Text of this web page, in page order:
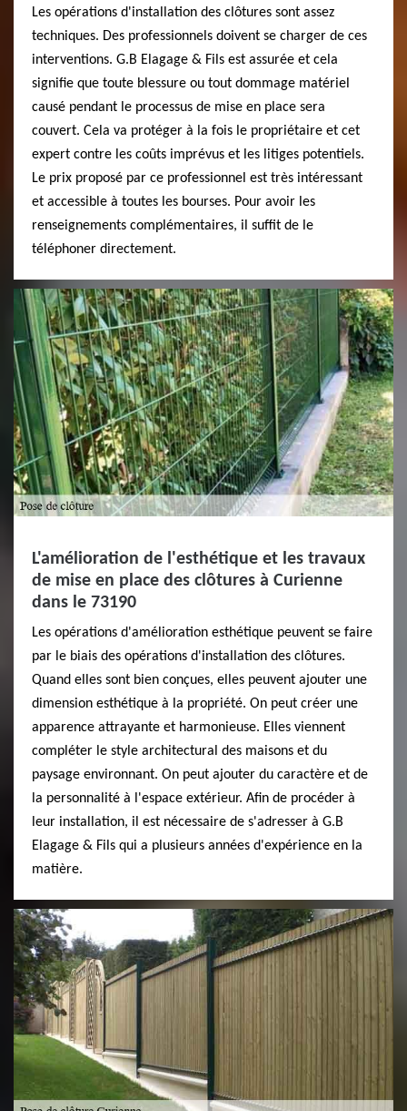
Les opérations d'installation des clôtures sont assez
techniques. Des professionnels doivent se charger de ces
interventions. G.B Elagage & Fils est assurée et cela
signifie que toute blessure ou tout dommage matériel
causé pendant le processus de mise en place sera
couvert. Cela va protéger à la fois le propriétaire et cet
expert contre les coûts imprévus et les litiges potentiels.
Le prix proposé par ce professionnel est très intéressant
et accessible à toutes les bourses. Pour avoir les
renseignements complémentaires, il suffit de le
téléphoner directement.
L'amélioration de l'esthétique et les travaux
de mise en place des clôtures à Curienne
dans le 73190
Les opérations d'amélioration esthétique peuvent se faire
par le biais des opérations d'installation des clôtures.
Quand elles sont bien conçues, elles peuvent ajouter une
dimension esthétique à la propriété. On peut créer une
apparence attrayante et harmonieuse. Elles viennent
compléter le style architectural des maisons et du
paysage environnant. On peut ajouter du caractère et de
la personnalité à l'espace extérieur. Afin de procéder à
leur installation, il est nécessaire de s'adresser à G.B
Elagage & Fils qui a plusieurs années d'expérience en la
matière.